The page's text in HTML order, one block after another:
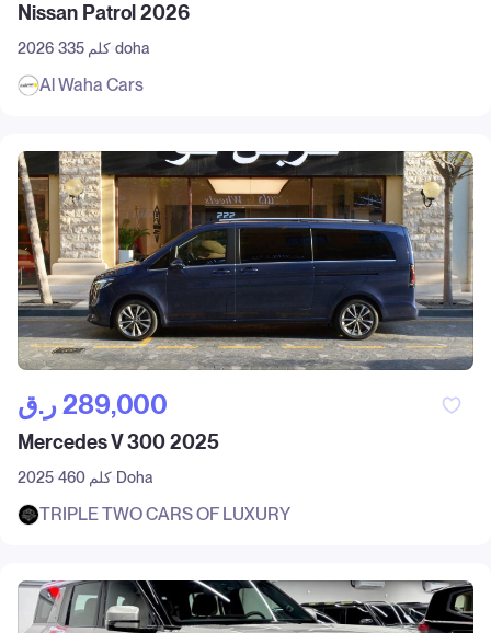
Nissan Patrol 2026
2026 335 كلم doha
Al Waha Cars
ر.ق‎ 289,000
Mercedes V 300 2025
2025 460 كلم Doha
TRIPLE TWO CARS OF LUXURY